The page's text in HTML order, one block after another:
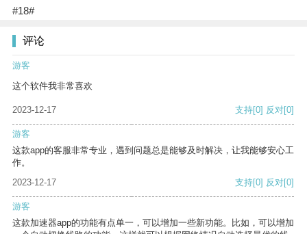
#18#
评论
游客
这个软件我非常喜欢
2023-12-17 支持[0] 反对[0]
游客
这款app的客服非常专业，遇到问题总是能够及时解决，让我能够安心工
作。
2023-12-17
支持[0] 反对[0]
游客
这款加速器app的功能有点单一，可以增加一些新功能。比如，可以增加